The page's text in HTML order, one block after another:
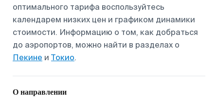
оптимального тарифа воспользуйтесь
календарем низких цен и графиком динамики
стоимости. Информацию о том, как добраться
до аэропортов, можно найти в разделах о
Пекине и Токио.
О направлении